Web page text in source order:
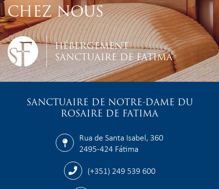
CHEZ NOUS
HÉBERGEMENT
SANCTUAIRE DE FATIMA
SANCTUAIRE DE NOTRE-DAME DU
ROSAIRE DE FATIMA
Rua de Santa Isabel, 360
2495-424 Fátima
(+351) 249 539 600